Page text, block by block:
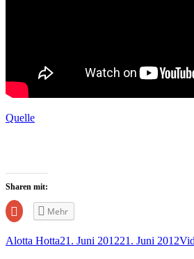
Quelle
Sharen mit:
Zum
Teilen
anklicken
Mehr
Alotta Hotta21. Juni 201221. Juni 2012